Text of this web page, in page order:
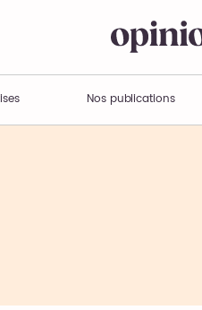
Nos publications